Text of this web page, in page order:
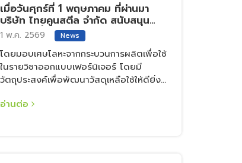
เมื่อวันศุกร์ที่ 1 พฤษภาคม ที่ผ่านมา
บริษัท ไทยคูนสตีล จำกัด สนับสนุน
นักศึกษาชั้นปีที่ 3 หลักสูตร
สถาปัตยกรรมภายใน มหาวิทยาลัย
ธรรมศาสตร์ ศูนย์รังสิต
1 พ.ค. 2569 News
โดยมอบเศษโลหะจากกระบวนการผลิตเพื่อใช้
ในรายวิชาออกแบบเฟอร์นิเจอร์ โดยมี
วัตถุประสงค์เพื่อพัฒนาวัสดุเหลือใช้ให้ดียิ่ง
กระบวนการผลิต เปลี่ยนให้เป็นเฟอร์นิเจอร์
อ่านต่อ